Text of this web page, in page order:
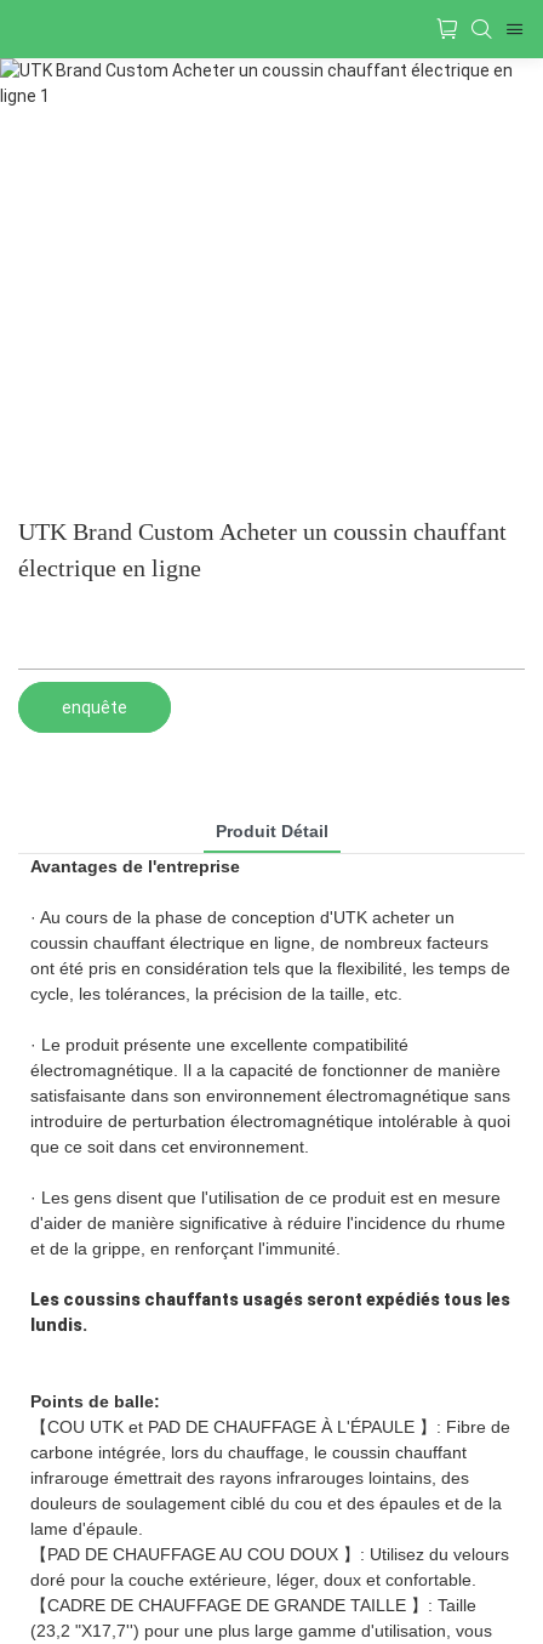
UTK Brand Custom Acheter un coussin chauffant
électrique en ligne
enquête
Produit Détail
Avantages de l'entreprise
· Au cours de la phase de conception d'UTK acheter un
coussin chauffant électrique en ligne, de nombreux facteurs
ont été pris en considération tels que la flexibilité, les temps de
cycle, les tolérances, la précision de la taille, etc.
· Le produit présente une excellente compatibilité
électromagnétique. Il a la capacité de fonctionner de manière
satisfaisante dans son environnement électromagnétique sans
introduire de perturbation électromagnétique intolérable à quoi
que ce soit dans cet environnement.
· Les gens disent que l'utilisation de ce produit est en mesure
d'aider de manière significative à réduire l'incidence du rhume
et de la grippe, en renforçant l'immunité.
Les coussins chauffants usagés seront expédiés tous les
lundis.
Points de balle:
【COU UTK et PAD DE CHAUFFAGE À L'ÉPAULE 】: Fibre de
carbone intégrée, lors du chauffage, le coussin chauffant
infrarouge émettrait des rayons infrarouges lointains, des
douleurs de soulagement ciblé du cou et des épaules et de la
lame d'épaule.
【PAD DE CHAUFFAGE AU COU DOUX 】: Utilisez du velours
doré pour la couche extérieure, léger, doux et confortable.
【CADRE DE CHAUFFAGE DE GRANDE TAILLE 】: Taille
(23,2 "X17,7'') pour une plus large gamme d'utilisation, vous